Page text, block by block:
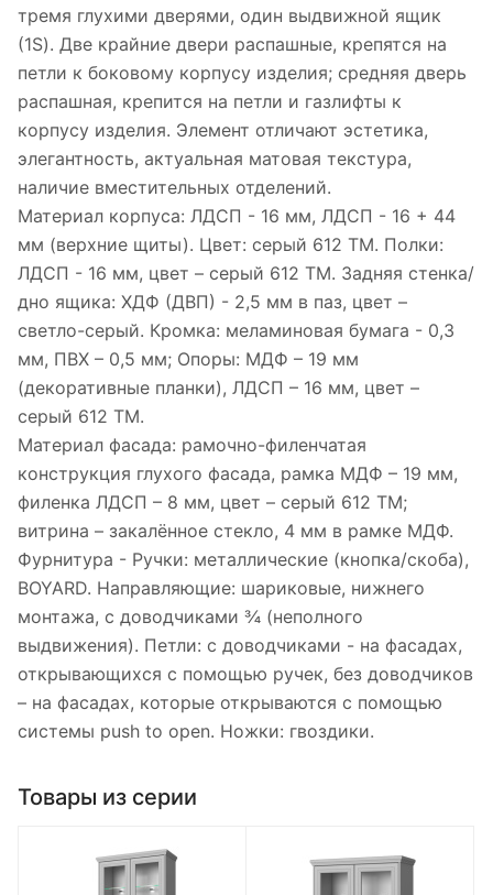
тремя глухими дверями, один выдвижной ящик
(1S). Две крайние двери распашные, крепятся на
петли к боковому корпусу изделия; средняя дверь
распашная, крепится на петли и газлифты к
корпусу изделия. Элемент отличают эстетика,
элегантность, актуальная матовая текстура,
наличие вместительных отделений.
Материал корпуса: ЛДСП - 16 мм, ЛДСП - 16 + 44
мм (верхние щиты). Цвет: серый 612 ТМ. Полки:
ЛДСП - 16 мм, цвет – серый 612 ТМ. Задняя стенка/
дно ящика: ХДФ (ДВП) - 2,5 мм в паз, цвет –
светло-серый. Кромка: меламиновая бумага - 0,3
мм, ПВХ – 0,5 мм; Опоры: МДФ – 19 мм
(декоративные планки), ЛДСП – 16 мм, цвет –
серый 612 ТМ.
Материал фасада: рамочно-филенчатая
конструкция глухого фасада, рамка МДФ – 19 мм,
филенка ЛДСП – 8 мм, цвет – серый 612 ТМ;
витрина – закалённое стекло, 4 мм в рамке МДФ.
Фурнитура - Ручки: металлические (кнопка/скоба),
BOYARD. Направляющие: шариковые, нижнего
монтажа, с доводчиками ¾ (неполного
выдвижения). Петли: с доводчиками - на фасадах,
открывающихся с помощью ручек, без доводчиков
– на фасадах, которые открываются с помощью
системы push to open. Ножки: гвоздики.
Товары из серии